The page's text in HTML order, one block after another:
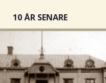
10 ÅR SENARE